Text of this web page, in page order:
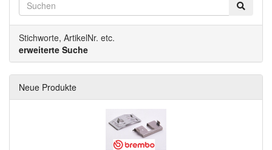
Stichworte, ArtikelNr. etc.
erweiterte Suche
Neue Produkte